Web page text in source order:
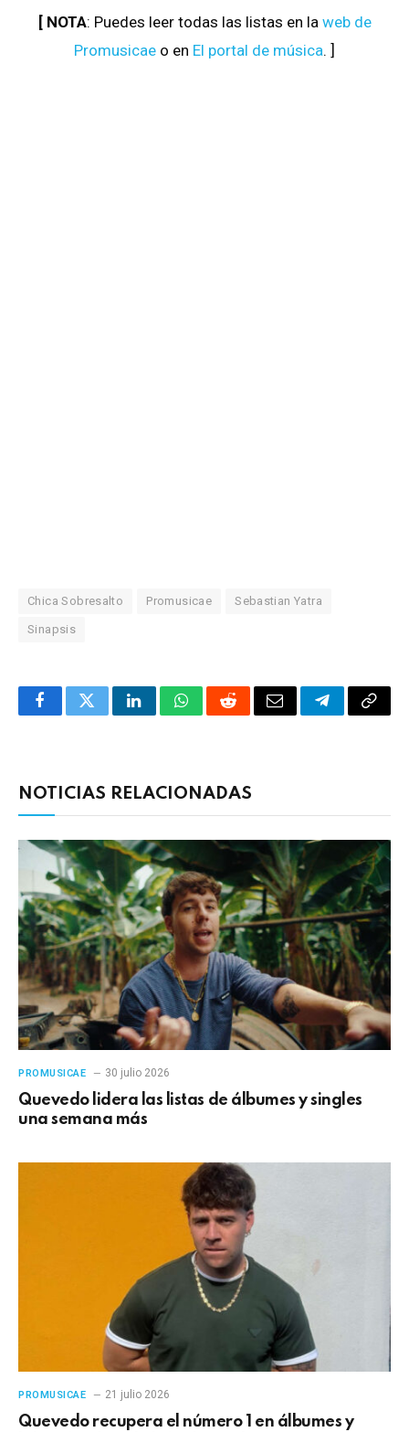
[ NOTA: Puedes leer todas las listas en la web de
Promusicae o en El portal de música. ]
Chica Sobresalto Promusicae Sebastian Yatra
Sinapsis
FacebookTwitterLinkedInWhatsAppRedditCorreoTelegrama
NOTICIAS RELACIONADAS
PROMUSICAE 30 julio 2026
Quevedo lidera las listas de álbumes y singles
una semana más
PROMUSICAE 21 julio 2026
Quevedo recupera el número 1 en álbumes y